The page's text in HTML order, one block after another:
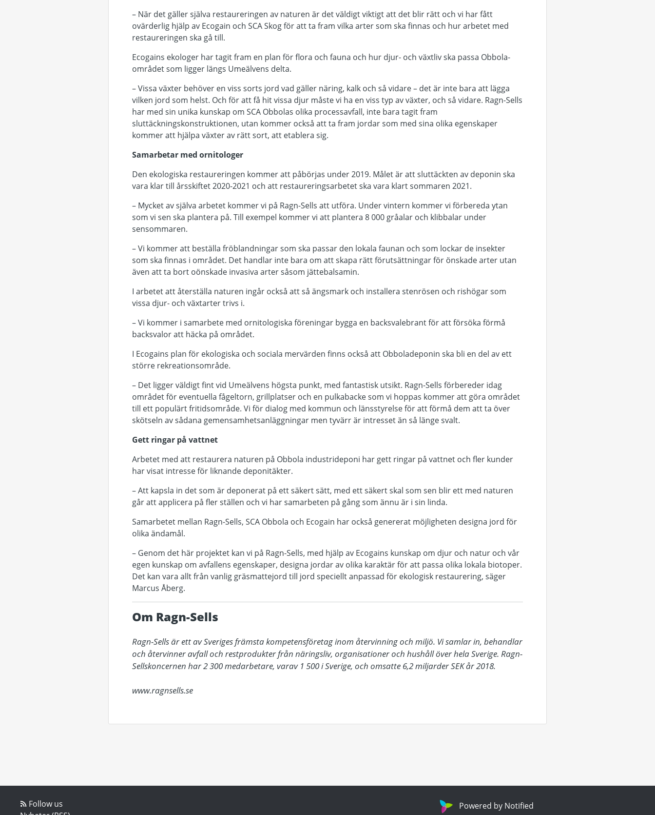
– När det gäller själva restaureringen av naturen är det väldigt viktigt att det blir rätt och vi har fått
ovärderlig hjälp av Ecogain och SCA Skog för att ta fram vilka arter som ska finnas och hur arbetet med
restaureringen ska gå till.
Ecogains ekologer har tagit fram en plan för flora och fauna och hur djur- och växtliv ska passa Obbola-
området som ligger längs Umeälvens delta.
– Vissa växter behöver en viss sorts jord vad gäller näring, kalk och så vidare – det är inte bara att lägga
vilken jord som helst. Och för att få hit vissa djur måste vi ha en viss typ av växter, och så vidare. Ragn-Sells
har med sin unika kunskap om SCA Obbolas olika processavfall, inte bara tagit fram
sluttäckningskonstruktionen, utan kommer också att ta fram jordar som med sina olika egenskaper
kommer att hjälpa växter av rätt sort, att etablera sig.
Samarbetar med ornitologer
Den ekologiska restaureringen kommer att påbörjas under 2019. Målet är att sluttäckten av deponin ska
vara klar till årsskiftet 2020-2021 och att restaureringsarbetet ska vara klart sommaren 2021.
– Mycket av själva arbetet kommer vi på Ragn-Sells att utföra. Under vintern kommer vi förbereda ytan
som vi sen ska plantera på. Till exempel kommer vi att plantera 8 000 gråalar och klibbalar under
sensommaren.
– Vi kommer att beställa fröblandningar som ska passar den lokala faunan och som lockar de insekter
som ska finnas i området. Det handlar inte bara om att skapa rätt förutsättningar för önskade arter utan
även att ta bort oönskade invasiva arter såsom jättebalsamin.
I arbetet att återställa naturen ingår också att så ängsmark och installera stenrösen och rishögar som
vissa djur- och växtarter trivs i.
– Vi kommer i samarbete med ornitologiska föreningar bygga en backsvalebrant för att försöka förmå
backsvalor att häcka på området.
I Ecogains plan för ekologiska och sociala mervärden finns också att Obboladeponin ska bli en del av ett
större rekreationsområde.
– Det ligger väldigt fint vid Umeälvens högsta punkt, med fantastisk utsikt. Ragn-Sells förbereder idag
området för eventuella fågeltorn, grillplatser och en pulkabacke som vi hoppas kommer att göra området
till ett populärt fritidsområde. Vi för dialog med kommun och länsstyrelse för att förmå dem att ta över
skötseln av sådana gemensamhetsanläggningar men tyvärr är intresset än så länge svalt.
Gett ringar på vattnet
Arbetet med att restaurera naturen på Obbola industrideponi har gett ringar på vattnet och fler kunder
har visat intresse för liknande deponitäkter.
– Att kapsla in det som är deponerat på ett säkert sätt, med ett säkert skal som sen blir ett med naturen
går att applicera på fler ställen och vi har samarbeten på gång som ännu är i sin linda.
Samarbetet mellan Ragn-Sells, SCA Obbola och Ecogain har också genererat möjligheten designa jord för
olika ändamål.
– Genom det här projektet kan vi på Ragn-Sells, med hjälp av Ecogains kunskap om djur och natur och vår
egen kunskap om avfallens egenskaper, designa jordar av olika karaktär för att passa olika lokala biotoper.
Det kan vara allt från vanlig gräsmattejord till jord speciellt anpassad för ekologisk restaurering, säger
Marcus Åberg.
Om Ragn-Sells
Ragn-Sells är ett av Sveriges främsta kompetensföretag inom återvinning och miljö. Vi samlar in, behandlar
och återvinner avfall och restprodukter från näringsliv, organisationer och hushåll över hela Sverige. Ragn-
Sellskoncernen har 2 300 medarbetare, varav 1 500 i Sverige, och omsatte 6,2 miljarder SEK år 2018.
www.ragnsells.se
Follow us
Powered by Notified